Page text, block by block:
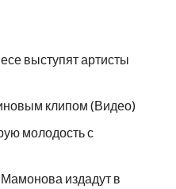
выступят артисты
клипом (Видео)
молодость с
издадут в